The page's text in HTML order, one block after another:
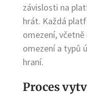
závislosti na
hrát. Každá
omezení,
omezení a typů
hraní.
Proces